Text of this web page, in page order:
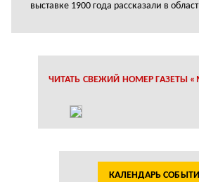
выставке 1900 года рассказали в
ЧИТАТЬ СВЕЖИЙ НОМЕР ГАЗЕТЫ
КАЛЕНДАРЬ